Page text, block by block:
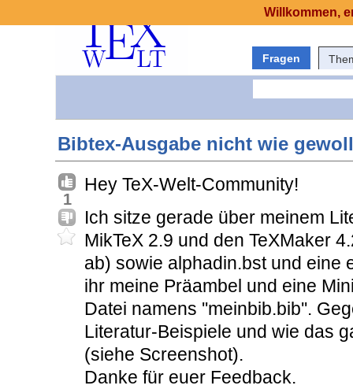
Fragen
Bibtex-Ausgabe nicht wie
1
Hey TeX-Welt-Community!
Ich sitze gerade über meinem
MikTeX 2.9 und den TeXMaker
ab) sowie alphadin.bst und eine
ihr meine Präambel und eine
Datei namens ''meinbib.bib''.
Literatur-Beispiele und wie das
(siehe Screenshot).
Danke für euer Feedback.
Willkommen,